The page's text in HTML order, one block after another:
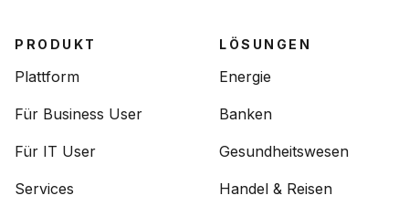
PRODUKT
Plattform
Für Business User
Für IT User
Services
LÖSUNGEN
Energie
Banken
Gesundheitswesen
Handel & Reisen